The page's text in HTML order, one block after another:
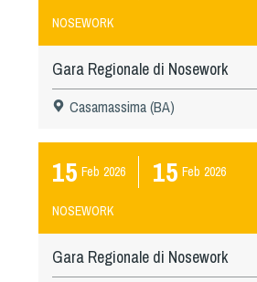
NOSEWORK
Gara Regionale di Nosework
Casamassima (BA)
15 Feb 2026 15 Feb 2026
NOSEWORK
Gara Regionale di Nosework